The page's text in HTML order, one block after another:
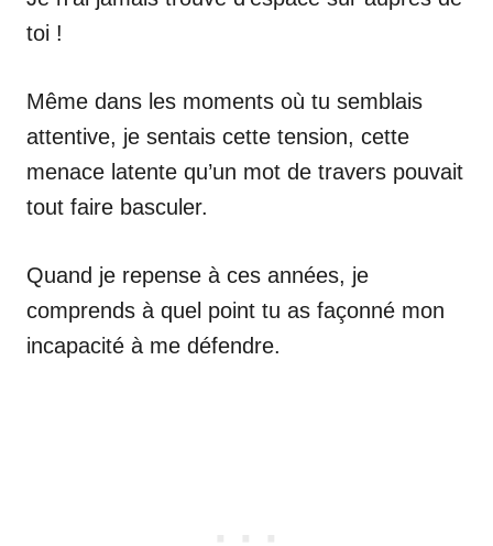
toi !
Même dans les moments où tu semblais
attentive, je sentais cette tension, cette
menace latente qu’un mot de travers pouvait
tout faire basculer.
Quand je repense à ces années, je
comprends à quel point tu as façonné mon
incapacité à me défendre.